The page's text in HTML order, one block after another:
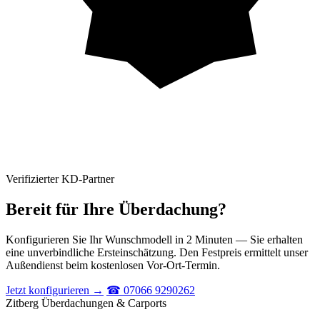
Verifizierter KD-Partner
Bereit für Ihre Überdachung?
Konfigurieren Sie Ihr Wunschmodell in 2 Minuten — Sie erhalten
eine unverbindliche Ersteinschätzung. Den Festpreis ermittelt unser
Außendienst beim kostenlosen Vor-Ort-Termin.
Jetzt konfigurieren → ☎ 07066 9290262
Zitberg Überdachungen & Carports